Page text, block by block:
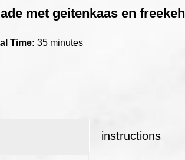
met geitenkaas en freekeh
Time: 35 minutes
instructions